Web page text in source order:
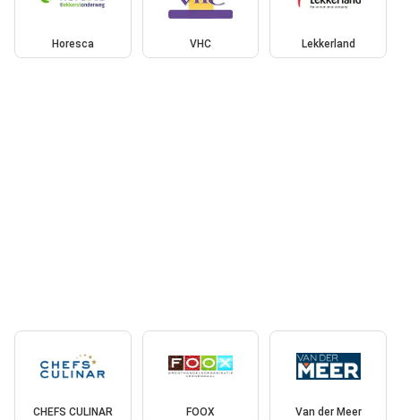
Horesca VHC Lekkerland
CHEFS CULINAR FOOX Van der Meer